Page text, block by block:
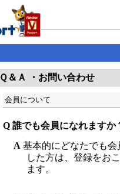
Ｑ＆Ａ ・お問い合わせ
会員について
Q 誰でも会員になれますか
A 基本的にどなたでも
した方は、登録をお
ます。